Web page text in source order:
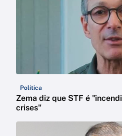
Política
Zema diz que STF é
crises"